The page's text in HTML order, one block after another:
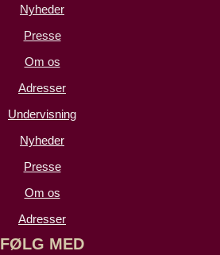
Nyheder
Presse
Om os
Adresser
Undervisning
Nyheder
Presse
Om os
Adresser
FØLG MED